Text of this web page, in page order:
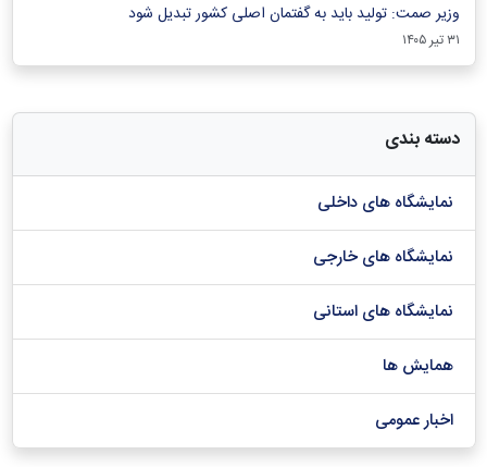
وزیر صمت: تولید باید به گفتمان اصلی کشور تبدیل شود
۳۱ تیر ۱۴۰۵
دسته بندی
نمایشگاه های داخلی
نمایشگاه های خارجی
نمایشگاه های استانی
همایش ها
اخبار عمومی